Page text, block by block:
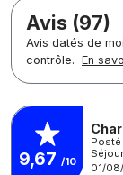
Avis (97)
Avis datés de
contrôle. En
9,67 /10
01/